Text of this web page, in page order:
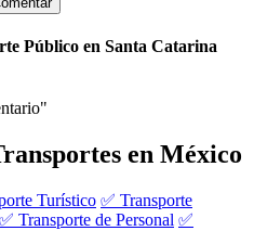
Público en Santa Catarina
en México
Turístico ✅ Transporte
✅ Transporte de Personal ✅